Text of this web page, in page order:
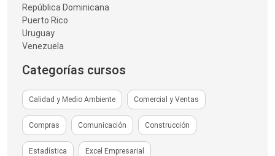
República Dominicana
Puerto Rico
Uruguay
Venezuela
Categorías cursos
Calidad y Medio Ambiente Comercial y Ventas
Compras Comunicación Construcción
Estadística Excel Empresarial